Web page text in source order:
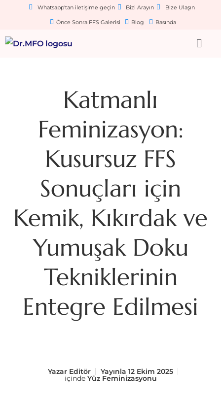
Whatsapp'tan iletişime geçin Bizi Arayın Bize Ulaşın
Önce Sonra FFS Galerisi Blog Basında
Katmanlı
Feminizasyon:
Kusursuz FFS
Sonuçları için
Kemik, Kıkırdak ve
Yumuşak Doku
Tekniklerinin
Entegre Edilmesi
Yazar Editör Yayınla 12 Ekim 2025
içinde Yüz Feminizasyonu